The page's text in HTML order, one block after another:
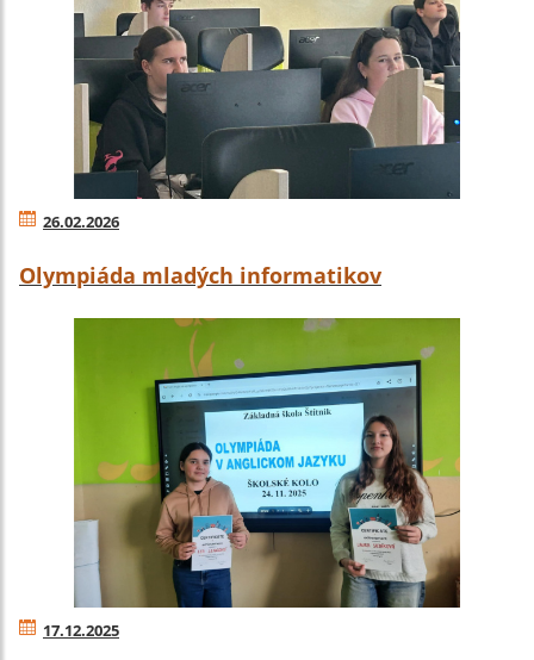
26.02.2026
Olympiáda mladých informatikov
17.12.2025